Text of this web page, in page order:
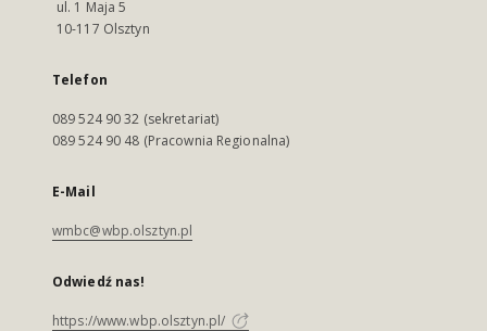
ul. 1 Maja 5
10-117 Olsztyn
Telefon
089 524 90 32 (sekretariat)
089 524 90 48 (Pracownia Regionalna)
E-Mail
wmbc@wbp.olsztyn.pl
Odwiedź nas!
https://www.wbp.olsztyn.pl/